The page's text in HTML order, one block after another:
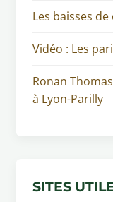
Les baisses
Vidéo : Les
Ronan
à Lyon-Parilly
SITES